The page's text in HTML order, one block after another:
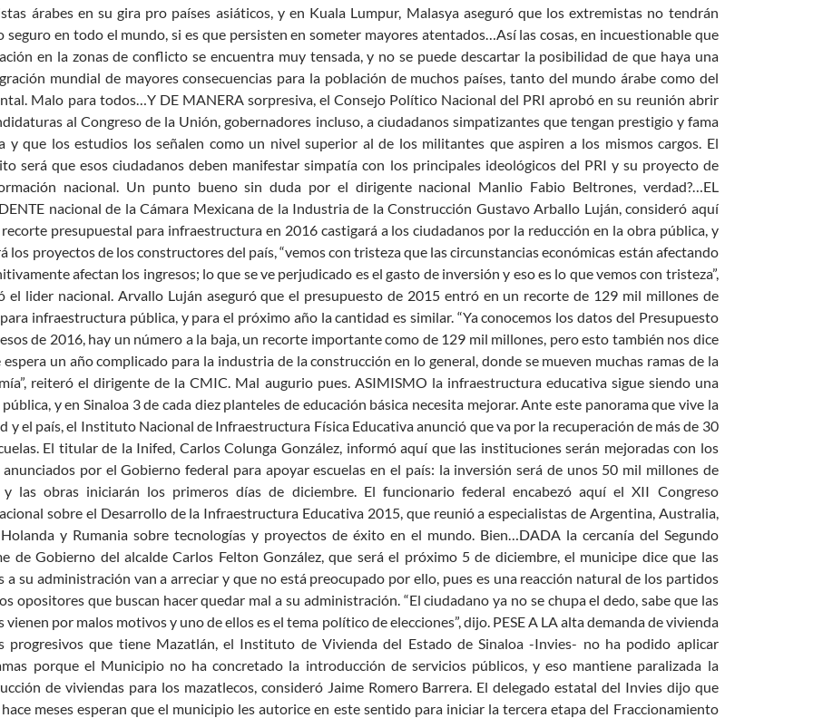
árabes en su gira pro países asiáticos, y en Kuala Lumpur, Malasya aseguró que los extremistas no tendrán
seguro en todo el mundo, si es que persisten en someter mayores atentados…Así las cosas, en incuestionable que
en la zonas de conflicto se encuentra muy tensada, y no se puede descartar la posibilidad de que haya una
mundial de mayores consecuencias para la población de muchos países, tanto del mundo árabe como del
Malo para todos…Y DE MANERA sorpresiva, el Consejo Político Nacional del PRI aprobó en su reunión abrir
al Congreso de la Unión, gobernadores incluso, a ciudadanos simpatizantes que tengan prestigio y fama
y que los estudios los señalen como un nivel superior al de los militantes que aspiren a los mismos cargos. El
será que esos ciudadanos deben manifestar simpatía con los principales ideológicos del PRI y su proyecto de
nacional. Un punto bueno sin duda por el dirigente nacional Manlio Fabio Beltrones, verdad?…EL
nacional de la Cámara Mexicana de la Industria de la Construcción Gustavo Arballo Luján, consideró aquí
presupuestal para infraestructura en 2016 castigará a los ciudadanos por la reducción en la obra pública, y
los proyectos de los constructores del país, “vemos con tristeza que las circunstancias económicas están afectando
afectan los ingresos; lo que se ve perjudicado es el gasto de inversión y eso es lo que vemos con tristeza”,
el lider nacional. Arvallo Luján aseguró que el presupuesto de 2015 entró en un recorte de 129 mil millones de
infraestructura pública, y para el próximo año la cantidad es similar. “Ya conocemos los datos del Presupuesto
de 2016, hay un número a la baja, un recorte importante como de 129 mil millones, pero esto también nos dice
espera un año complicado para la industria de la construcción en lo general, donde se mueven muchas ramas de la
reiteró el dirigente de la CMIC. Mal augurio pues. ASIMISMO la infraestructura educativa sigue siendo una
y en Sinaloa 3 de cada diez planteles de educación básica necesita mejorar. Ante este panorama que vive la
y el país, el Instituto Nacional de Infraestructura Física Educativa anunció que va por la recuperación de más de 30
El titular de la Inifed, Carlos Colunga González, informó aquí que las instituciones serán mejoradas con los
anunciados por el Gobierno federal para apoyar escuelas en el país: la inversión será de unos 50 mil millones de
y las obras iniciarán los primeros días de diciembre. El funcionario federal encabezó aquí el XII Congreso
sobre el Desarrollo de la Infraestructura Educativa 2015, que reunió a especialistas de Argentina, Australia,
y Rumania sobre tecnologías y proyectos de éxito en el mundo. Bien…DADA la cercanía del Segundo
de Gobierno del alcalde Carlos Felton González, que será el próximo 5 de diciembre, el municipe dice que las
a su administración van a arreciar y que no está preocupado por ello, pues es una reacción natural de los partidos
opositores que buscan hacer quedar mal a su administración. “El ciudadano ya no se chupa el dedo, sabe que las
vienen por malos motivos y uno de ellos es el tema político de elecciones”, dijo. PESE A LA alta demanda de vivienda
progresivos que tiene Mazatlán, el Instituto de Vivienda del Estado de Sinaloa -Invies- no ha podido aplicar
porque el Municipio no ha concretado la introducción de servicios públicos, y eso mantiene paralizada la
de viviendas para los mazatlecos, consideró Jaime Romero Barrera. El delegado estatal del Invies dijo que
meses esperan que el municipio les autorice en este sentido para iniciar la tercera etapa del Fraccionamiento